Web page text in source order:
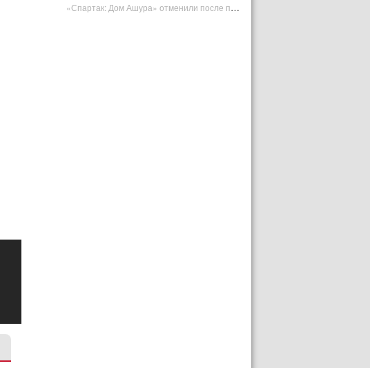
«Спартак: Дом Ашура» отменили после первого сезона | Plugged In Ru